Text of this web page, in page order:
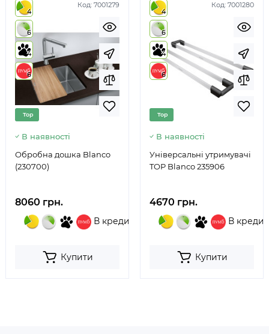
Код: 7001279
4
6
4
6
Top
В наявності
Обробна дошка Blanco
(230700)
8060 грн.
В кредит
Купити
Код: 7001280
4
6
4
6
Top
В наявності
Універсальні утримувачі
TOP Blanco 235906
4670 грн.
В кредит
Купити